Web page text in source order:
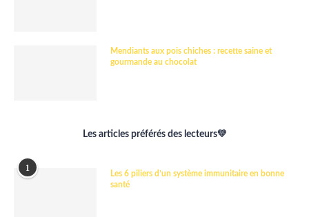
Mendiants aux pois chiches : recette saine et
gourmande au chocolat
Les articles préférés des lecteurs💛
1
Les 6 piliers d’un système immunitaire en bonne
santé